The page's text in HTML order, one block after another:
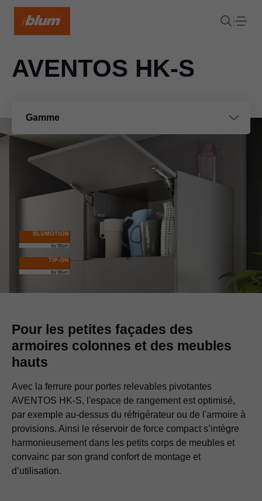
Gamme
AVENTOS HK-S
Pour les petites façades des
armoires colonnes et des meubles
hauts
Avec la ferrure pour portes relevables pivotantes
AVENTOS HK-S, l'espace de rangement est optimisé,
par exemple au-dessus du réfrigérateur ou de l'armoire à
provisions. Ainsi le réservoir de force compact s’intègre
harmonieusement dans les petits corps de meubles et
convainc par son grand confort de montage et
d’utilisation.